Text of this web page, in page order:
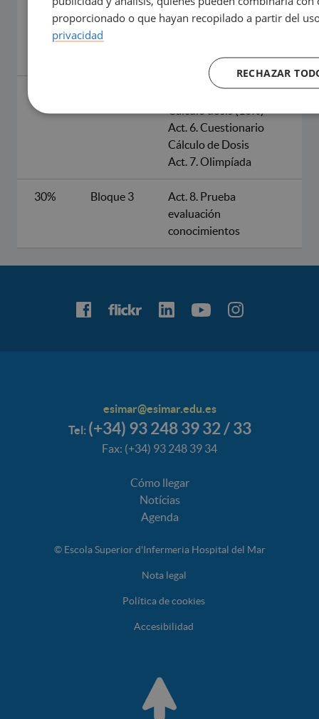
Act.3. Caso clínico III
(10%)
Act.5. Seminario.
Act. 6. Cuestionario
Cálculo de Dosis
Act. 7. Olimpíada
30% Bloque 3
Act. 8. Prueba
evaluación
conocimientos
esimar@esimar.edu.es
Tel: (+34) 93 248 39 32 / 33
Fax: (+34) 93 248 39 34
Cómo llegar
Notícias
Agenda
© Escola Superior d'Infermeria Hospital del Mar
Nota legal
Política de cookies
Accesibilidad
proporcionado o que hayan recopilado a partir del
privacidad
RECHAZAR